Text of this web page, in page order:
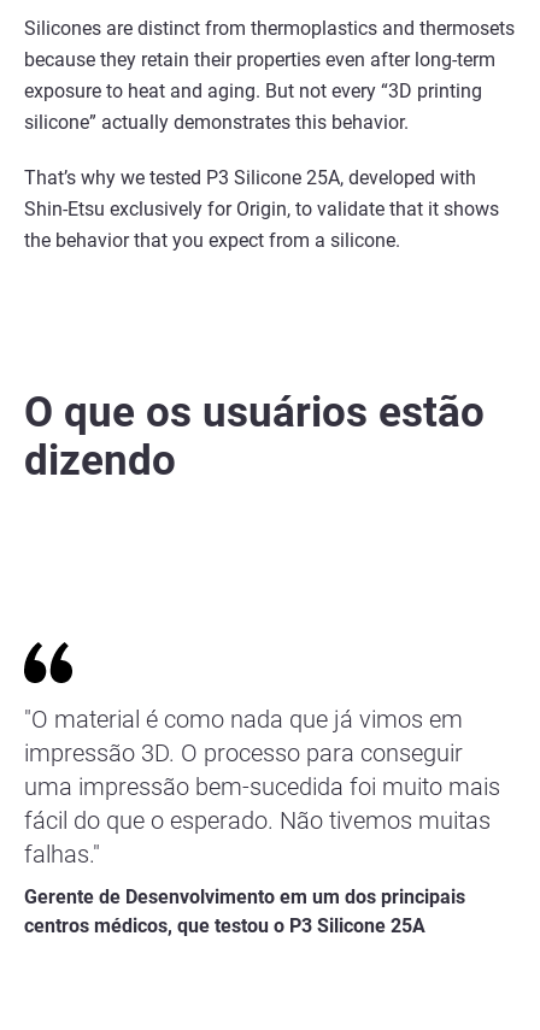
Silicones are distinct from thermoplastics and thermosets
because they retain their properties even after long-term
exposure to heat and aging. But not every “3D printing
silicone” actually demonstrates this behavior.
That’s why we tested P3 Silicone 25A, developed with
Shin-Etsu exclusively for Origin, to validate that it shows
the behavior that you expect from a silicone.
O que os usuários estão
dizendo
"O material é como nada que já vimos em
impressão 3D. O processo para conseguir
uma impressão bem-sucedida foi muito mais
fácil do que o esperado. Não tivemos muitas
falhas."
Gerente de Desenvolvimento em um dos principais
centros médicos, que testou o P3 Silicone 25A